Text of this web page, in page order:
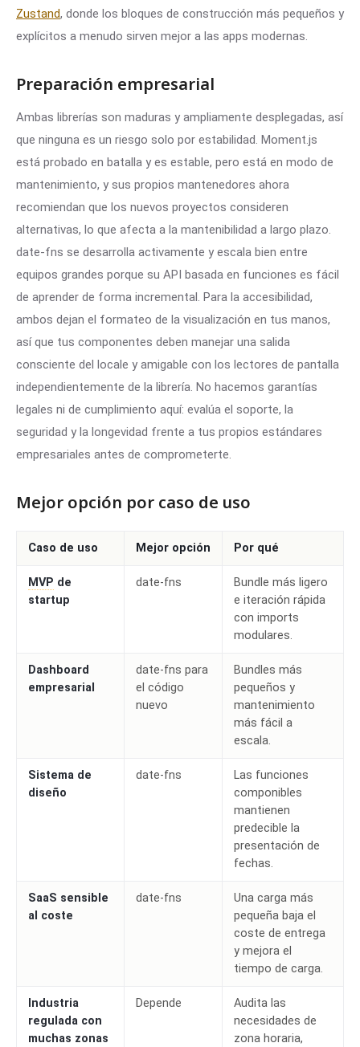
Zustand, donde los bloques de construcción más pequeños y
explícitos a menudo sirven mejor a las apps modernas.
Preparación empresarial
Ambas librerías son maduras y ampliamente desplegadas, así
que ninguna es un riesgo solo por estabilidad. Moment.js
está probado en batalla y es estable, pero está en modo de
mantenimiento, y sus propios mantenedores ahora
recomiendan que los nuevos proyectos consideren
alternativas, lo que afecta a la mantenibilidad a largo plazo.
date-fns se desarrolla activamente y escala bien entre
equipos grandes porque su API basada en funciones es fácil
de aprender de forma incremental. Para la accesibilidad,
ambos dejan el formateo de la visualización en tus manos,
así que tus componentes deben manejar una salida
consciente del locale y amigable con los lectores de pantalla
independientemente de la librería. No hacemos garantías
legales ni de cumplimiento aquí: evalúa el soporte, la
seguridad y la longevidad frente a tus propios estándares
empresariales antes de comprometerte.
Mejor opción por caso de uso
Caso de uso Mejor opción Por qué
MVP de
startup
date-fns
Bundle más ligero
e iteración rápida
con imports
modulares.
Dashboard
empresarial
date-fns para
el código
nuevo
Bundles más
pequeños y
mantenimiento
más fácil a
escala.
Sistema de
diseño
date-fns
Las funciones
componibles
mantienen
predecible la
presentación de
fechas.
SaaS sensible
al coste
date-fns
Una carga más
pequeña baja el
coste de entrega
y mejora el
tiempo de carga.
Industria
regulada con
muchas zonas
Depende
Audita las
necesidades de
zona horaria,